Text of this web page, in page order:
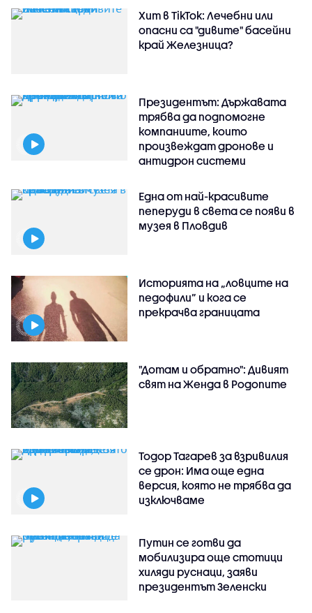
Хит в TikTok: Лечебни или
опасни са "дивите" басейни
край Железница?
Президентът: Държавата
трябва да подпомогне
компаниите, които
произвеждат дронове и
антидрон системи
Една от най-красивите
пеперуди в света се появи в
музея в Пловдив
Историята на „ловците на
педофили” и кога се
прекрачва границата
"Дотам и обратно": Дивият
свят на Женда в Родопите
Тодор Тагарев за взривилия
се дрон: Има още една
версия, която не трябва да
изключваме
Путин се готви да
мобилизира още стотици
хиляди руснаци, заяви
президентът Зеленски